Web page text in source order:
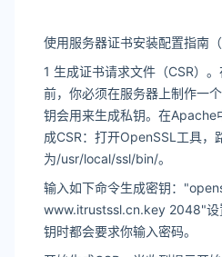
使用服务器证书安装配置指南（
1 生成证书请求文件（CSR）
前，你必须在服务器上制作一
钥会用来生成私钥。在Apache
成CSR：打开OpenSSL工具，
为/usr/local/ssl/bin/。
输入如下命令生成密钥：
www.itrustssl.cn.key 2048"设
钥时都会要求你输入密码。